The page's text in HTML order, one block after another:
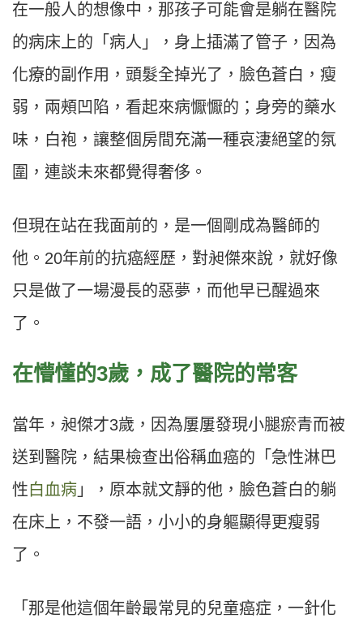
在一般人的想像中，那孩子可能會是躺在醫院
的病床上的「病人」，身上插滿了管子，因為
化療的副作用，頭髮全掉光了，臉色蒼白，瘦
弱，兩頰凹陷，看起來病懨懨的；身旁的藥水
味，白袍，讓整個房間充滿一種哀淒絕望的氛
圍，連談未來都覺得奢侈。
但現在站在我面前的，是一個剛成為醫師的
他。20年前的抗癌經歷，對昶傑來說，就好像
只是做了一場漫長的惡夢，而他早已醒過來
了。
在懵懂的3歲，成了醫院的常客
當年，昶傑才3歲，因為屢屢發現小腿瘀青而被
送到醫院，結果檢查出俗稱血癌的「急性淋巴
性白血病 」，原本就文靜的他，臉色蒼白的躺
在床上，不發一語，小小的身軀顯得更瘦弱
了。
「那是他這個年齡最常見的兒童癌症，一針化